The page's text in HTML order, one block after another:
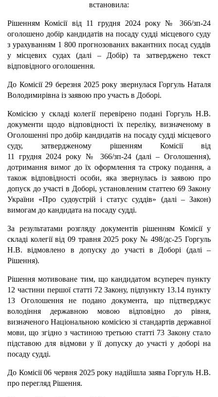
встановила:
Рішенням Комісії від 11 грудня 2024 року № 366/зп-24
оголошено добір кандидатів на посаду судді місцевого суду
з урахуванням 1 800 прогнозованих вакантних посад суддів
у місцевих судах (далі – Добір) та затверджено текст
відповідного оголошення.
До Комісії 29 березня 2025 року звернулася Горгуль Наталя
Володимирівна із заявою про участь в Доборі.
Комісією у складі колегії перевірено подані Горгуль Н.В.
документи щодо відповідності їх переліку, визначеному в
Оголошенні про добір кандидатів на посаду судді місцевого
суду, затвердженому рішенням Комісії від
11 грудня 2024 року № 366/зп-24 (далі – Оголошення),
дотримання вимог до їх оформлення та строку подання, а
також відповідності особи, яка звернулась із заявою про
допуск до участі в Доборі, установленим статтею 69 Закону
України «Про судоустрій і статус суддів» (далі – Закон)
вимогам до кандидата на посаду судді.
За результатами розгляду документів рішенням Комісії у
складі колегії від 09 травня 2025 року № 498/дс-25 Горгуль
Н.В. відмовлено в допуску до участі в Доборі (далі –
Рішення).
Рішення мотивоване тим, що кандидатом всупереч пункту
12 частини першої статті 72 Закону, підпункту 13.14 пункту
13 Оголошення не подано документа, що підтверджує
володіння державною мовою відповідно до рівня,
визначеного Національною комісією зі стандартів державної
мови, що згідно з частиною третьою статті 73 Закону стало
підставою для відмови у її допуску до участі у доборі на
посаду судді.
До Комісії 06 червня 2025 року надійшла заява Горгуль Н.В.
про перегляд Рішення.